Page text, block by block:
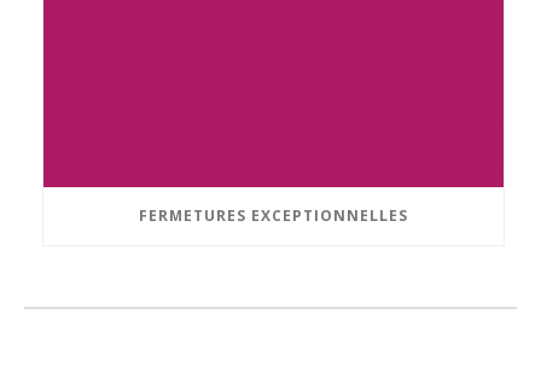
FERMETURES EXCEPTIONNELLES